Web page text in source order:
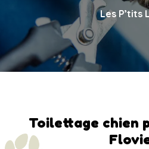
Les P’tits
Toilettage chien